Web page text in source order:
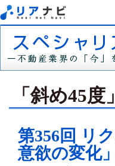
「斜め45
第356回 リ
意欲の変化